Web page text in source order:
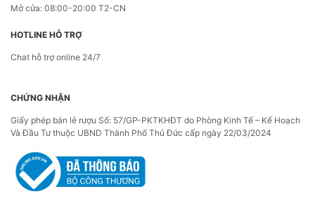
Mở cửa: 08:00-20:00 T2-CN
HOTLINE HỖ TRỢ
Chat hỗ trợ online 24/7
CHỨNG NHẬN
Giấy phép bán lẻ rượu Số: 57/GP-PKTKHĐT do Phòng Kinh Tế – Kế Hoạch
Và Đầu Tư thuộc UBND Thành Phố Thủ Đức cấp ngày 22/03/2024